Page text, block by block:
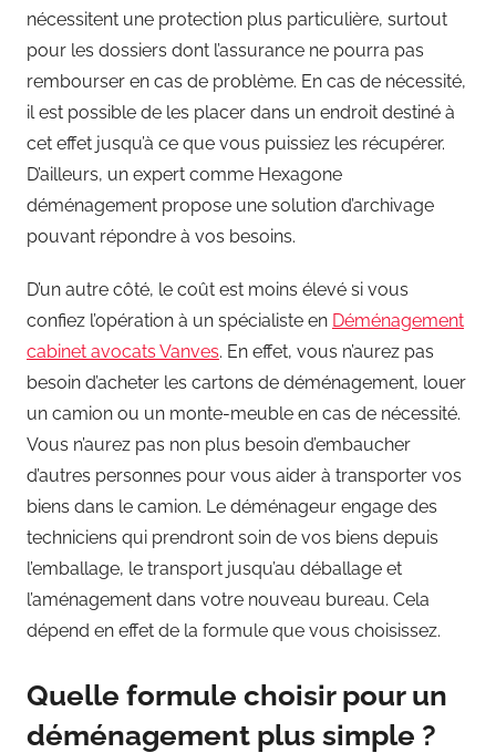
nécessitent une protection plus particulière, surtout
pour les dossiers dont l’assurance ne pourra pas
rembourser en cas de problème. En cas de nécessité,
il est possible de les placer dans un endroit destiné à
cet effet jusqu’à ce que vous puissiez les récupérer.
D’ailleurs, un expert comme Hexagone
déménagement propose une solution d’archivage
pouvant répondre à vos besoins.
D’un autre côté, le coût est moins élevé si vous
confiez l’opération à un spécialiste en Déménagement
cabinet avocats Vanves. En effet, vous n’aurez pas
besoin d’acheter les cartons de déménagement, louer
un camion ou un monte-meuble en cas de nécessité.
Vous n’aurez pas non plus besoin d’embaucher
d’autres personnes pour vous aider à transporter vos
biens dans le camion. Le déménageur engage des
techniciens qui prendront soin de vos biens depuis
l’emballage, le transport jusqu’au déballage et
l’aménagement dans votre nouveau bureau. Cela
dépend en effet de la formule que vous choisissez.
Quelle formule choisir pour un
déménagement plus simple ?